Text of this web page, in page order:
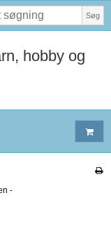
Søg
hobby og
-